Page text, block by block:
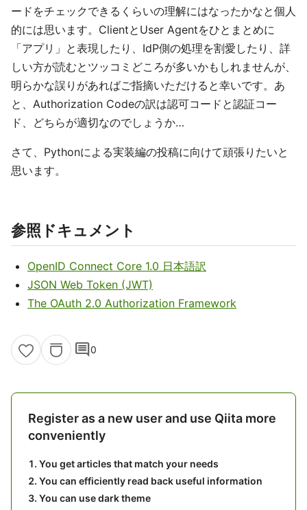
ードをチェックできるくらいの理解にはなったかなと個人
的には思います。ClientとUser Agentをひとまとめに
「アプリ」と表現したり、IdP側の処理を割愛したり、詳
しい方が読むとツッコミどころが多いかもしれませんが、
明らかな誤りがあればご指摘いただけると幸いです。あ
と、Authorization Codeの訳は認可コードと認証コー
ド、どちらが適切なのでしょうか…
さて、Pythonによる実装編の投稿に向けて頑張りたいと
思います。
参照ドキュメント
OpenID Connect Core 1.0 日本語訳
JSON Web Token (JWT)
The OAuth 2.0 Authorization Framework
comment0
Register as a new user and use Qiita more
conveniently
You get articles that match your needs
You can efficiently read back useful information
You can use dark theme